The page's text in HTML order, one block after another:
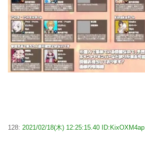
128: 2021/02/18(木) 12:25:15.40 ID:KixOXM4ap